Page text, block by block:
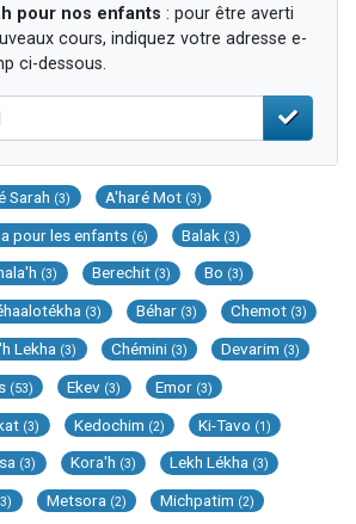
pour nos enfants : pour être averti
cours, indiquez votre adresse e-
ci-dessous.
Sarah (3) A'haré Mot (3)
pour les enfants (6) Balak (3)
(3) Berechit (3) Bo (3)
(3) Béhar (3) Chemot (3)
Lekha (3) Chémini (3) Devarim (3)
(53) Ekev (3) Emor (3)
(3) Kedochim (2) Ki-Tavo (1)
(3) Kora'h (3) Lekh Lékha (3)
Metsora (2) Michpatim (2)